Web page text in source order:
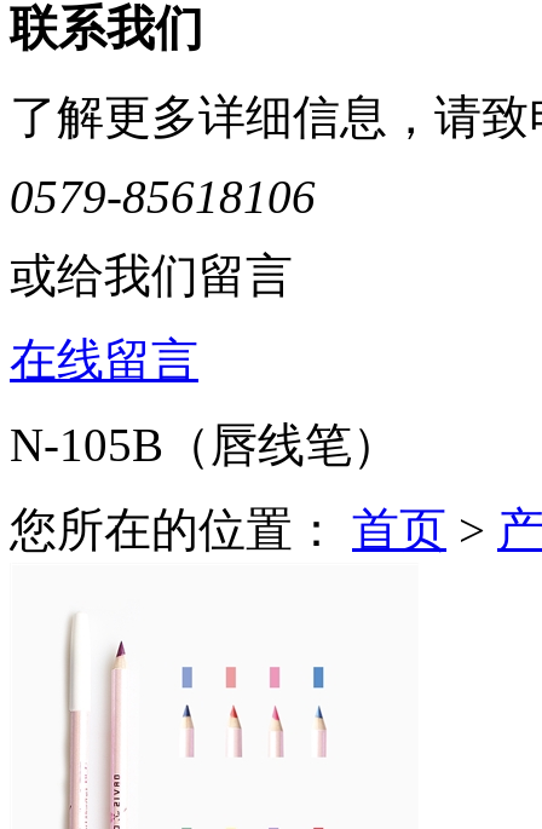
联系我们
了解更多详细信息，请致
0579-85618106
或给我们留言
在线留言
N-105B（唇线笔）
您所在的位置： 首页 >